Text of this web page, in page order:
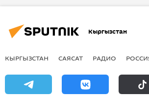
Кыргызстан
КЫРГЫЗСТАН САЯСАТ РАДИО